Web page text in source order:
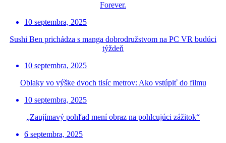
Forever.
10 septembra, 2025
Sushi Ben prichádza s manga dobrodružstvom na PC VR budúci
týždeň
10 septembra, 2025
Oblaky vo výške dvoch tisíc metrov: Ako vstúpiť do filmu
10 septembra, 2025
„Zaujímavý pohľad mení obraz na pohlcujúci zážitok“
6 septembra, 2025